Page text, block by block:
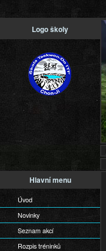
Logo školy
Hlavní menu
Úvod
Novinky
Seznam akcí
Rozpis tréninků